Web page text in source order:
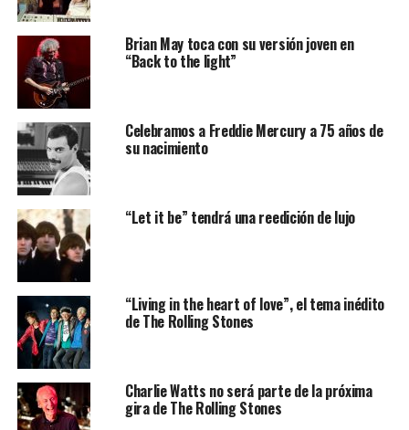
Brian May toca con su versión joven en
“Back to the light”
Celebramos a Freddie Mercury a 75 años de
su nacimiento
“Let it be” tendrá una reedición de lujo
“Living in the heart of love”, el tema inédito
de The Rolling Stones
Charlie Watts no será parte de la próxima
gira de The Rolling Stones